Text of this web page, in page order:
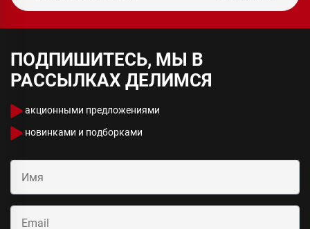
ПОДПИШИТЕСЬ, МЫ В
РАССЫЛКАХ ДЕЛИМСЯ
акционными предложениями
новинками и подборками